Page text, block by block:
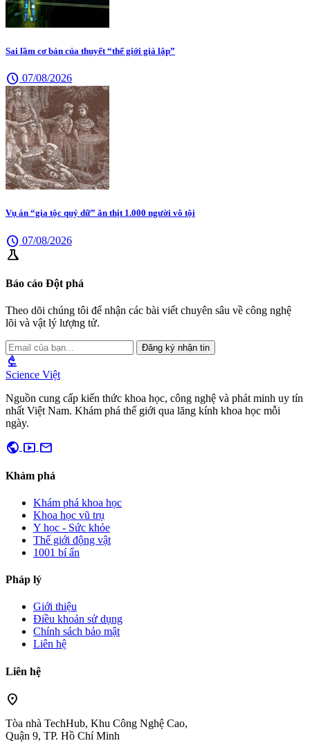
Sai lầm cơ bản của thuyết “thế giới giả lập”
schedule 07/08/2026
Vụ án “gia tộc quỷ dữ” ăn thịt 1.000 người vô tội
schedule 07/08/2026
science
Báo cáo Đột phá
Theo dõi chúng tôi để nhận các bài viết chuyên sâu về công nghệ
lõi và vật lý lượng tử.
Đăng ký nhận tin
biotech
Science Việt
Nguồn cung cấp kiến thức khoa học, công nghệ và phát minh uy tín
nhất Việt Nam. Khám phá thế giới qua lăng kính khoa học mỗi
ngày.
public smart_display mail
Khám phá
Khám phá khoa học
Khoa học vũ trụ
Y học - Sức khỏe
Thế giới động vật
1001 bí ẩn
Pháp lý
Giới thiệu
Điều khoản sử dụng
Chính sách bảo mật
Liên hệ
Liên hệ
location_on
Tòa nhà TechHub, Khu Công Nghệ Cao,
Quận 9, TP. Hồ Chí Minh